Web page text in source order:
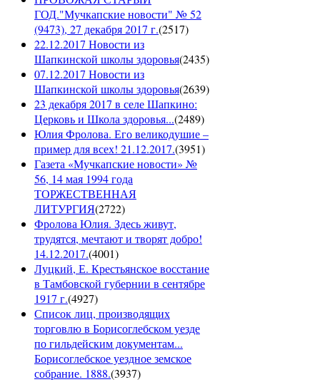
ГОД."Мучкапские новости" № 52
(9473), 27 декабря 2017 г.(2517)
22.12.2017 Новости из
Шапкинской школы здоровья(2435)
07.12.2017 Новости из
Шапкинской школы здоровья(2639)
23 декабря 2017 в селе Шапкино:
Церковь и Школа здоровья...(2489)
Юлия Фролова. Его великодушие –
пример для всех! 21.12.2017.(3951)
Газета «Мучкапские новости» №
56, 14 мая 1994 года
ТОРЖЕСТВЕННАЯ
ЛИТУРГИЯ(2722)
Фролова Юлия. Здесь живут,
трудятся, мечтают и творят добро!
14.12.2017.(4001)
Луцкий, Е. Крестьянское восстание
в Тамбовской губернии в сентябре
1917 г.(4927)
Список лиц, производящих
торговлю в Борисоглебском уезде
по гильдейским документам...
Борисоглебское уездное земское
собрание. 1888.(3937)